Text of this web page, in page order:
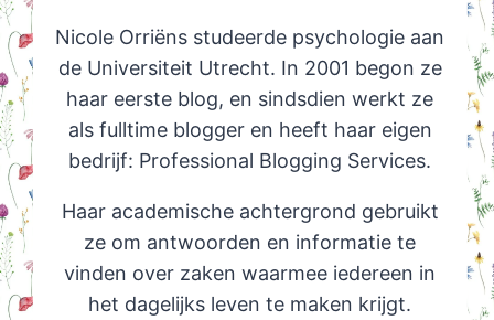
Nicole Orriëns studeerde psychologie aan
de Universiteit Utrecht. In 2001 begon ze
haar eerste blog, en sindsdien werkt ze
als fulltime blogger en heeft haar eigen
bedrijf: Professional Blogging Services.
Haar academische achtergrond gebruikt
ze om antwoorden en informatie te
vinden over zaken waarmee iedereen in
het dagelijks leven te maken krijgt.